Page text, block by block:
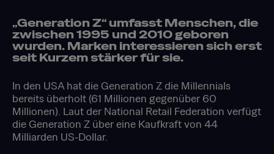
„Generation Z“ umfasst Menschen, die
zwischen 1995 und 2010 geboren
wurden. Marken interessieren sich erst
seit Kurzem stärker für sie.
In den USA hat die Generation Z die Millennials
bereits überholt (61 Millionen gegenüber 60
Millionen). Laut der National Retail Federation verfügt
die Generation Z über eine Kaufkraft von 44
Milliarden US-Dollar.